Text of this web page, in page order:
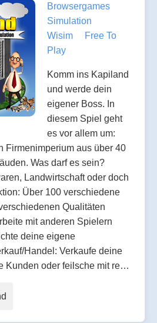
Browsergames
Simulation
Wisim
Free To
Play
Komm ins Kapiland
und werde dein
eigener Boss. In
diesem Spiel geht
es vor allem um:
Firmenimperium aus über 40
Was darf es sein?
Landwirtschaft oder doch
Über 100 verschiedene
Qualitäten
mit anderen Spielern
deine eigene
Handel: Verkaufe deine
Kunden oder feilsche mit re…